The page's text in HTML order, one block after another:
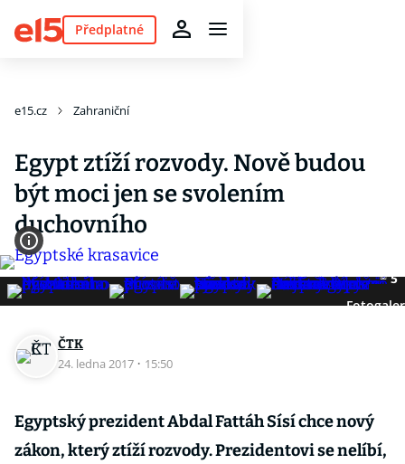
Předplatné
e15.cz Zahraniční
Egypt ztíží rozvody. Nově budou
být moci jen se svolením
duchovního
5
ČTK
24. ledna 2017 · 15:50
Egyptský prezident Abdal Fattáh Sísí chce nový
zákon, který ztíží rozvody. Prezidentovi se nelíbí,